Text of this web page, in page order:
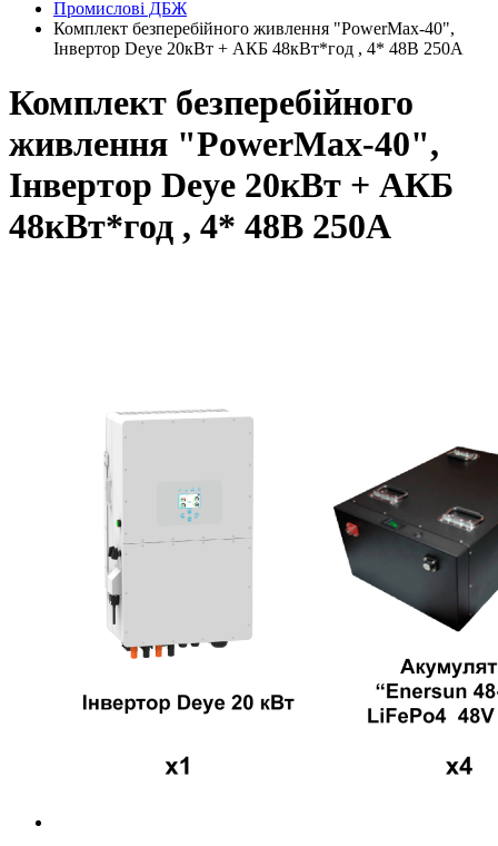
Промислові ДБЖ
Комплект безперебійного живлення "PowerMax-40",
Інвертор Deye 20кВт + АКБ 48кВт*год , 4* 48В 250А
Комплект безперебійного
живлення "PowerMax-40",
Інвертор Deye 20кВт + АКБ
48кВт*год , 4* 48В 250А